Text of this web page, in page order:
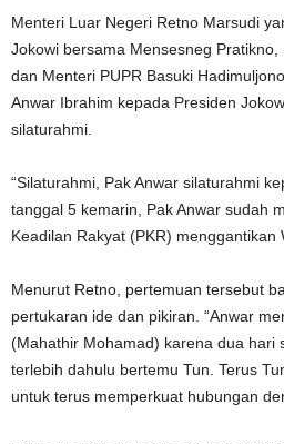
Menteri Luar Negeri Retno Marsudi
Jokowi bersama Mensesneg Pratikno,
dan Menteri PUPR Basuki
Anwar Ibrahim kepada Presiden
silaturahmi.
“Silaturahmi, Pak Anwar silaturahmi
tanggal 5 kemarin, Pak Anwar sudah
Keadilan Rakyat (PKR) menggantikan
Menurut Retno, pertemuan tersebut
pertukaran ide dan pikiran. “Anwar
(Mahathir Mohamad) karena dua hari
terlebih dahulu bertemu Tun. Terus
untuk terus memperkuat hubungan